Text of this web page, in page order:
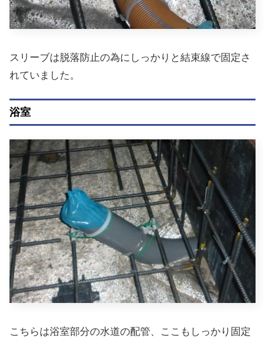
スリーブは脱落防止の為にしっかりと結束線で固定さ
れていました。
浴室
こちらは浴室部分の水道の配管、ここもしっかり固定